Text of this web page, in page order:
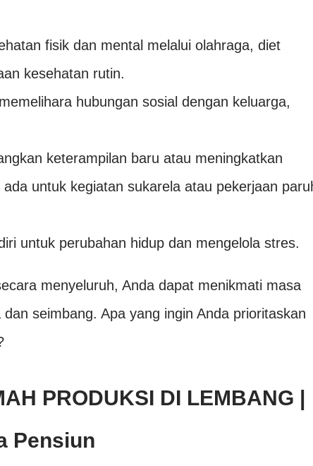
fisik dan mental melalui olahraga, diet
kesehatan rutin.
hubungan sosial dengan keluarga,
keterampilan baru atau meningkatkan
untuk kegiatan sukarela atau pekerjaan
untuk perubahan hidup dan mengelola stres.
menyeluruh, Anda dapat menikmati masa
seimbang. Apa yang ingin Anda prioritaskan
PRODUKSI DI LEMBANG |
Pensiun